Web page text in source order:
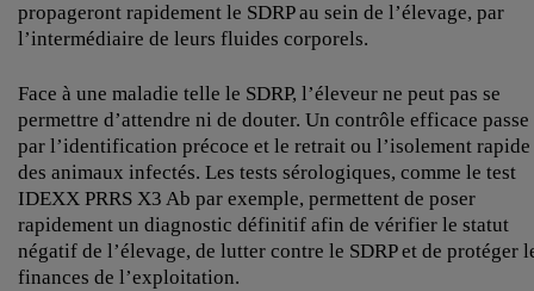
propageront rapidement le SDRP au sein de l’élevage, par
l’intermédiaire de leurs fluides corporels.
Face à une maladie telle le SDRP, l’éleveur ne peut pas se
permettre d’attendre ni de douter. Un contrôle efficace passe
par l’identification précoce et le retrait ou l’isolement rapide
des animaux infectés. Les tests sérologiques, comme le test
IDEXX PRRS X3 Ab par exemple, permettent de poser
rapidement un diagnostic définitif afin de vérifier le statut
négatif de l’élevage, de lutter contre le SDRP et de protéger
finances de l’exploitation.